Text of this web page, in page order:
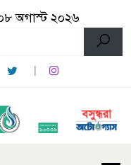
অগাস্ট ২০২৬